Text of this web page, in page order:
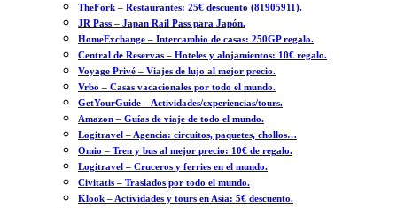
TheFork – Restaurantes: 25€ descuento (81905911).
JR Pass – Japan Rail Pass para Japón.
HomeExchange – Intercambio de casas: 250GP regalo.
Central de Reservas – Hoteles y alojamientos: 10€ regalo.
Voyage Privé – Viajes de lujo al mejor precio.
Vrbo – Casas vacacionales por todo el mundo.
GetYourGuide – Actividades/experiencias/tours.
Amazon – Guías de viaje de todo el mundo.
Logitravel – Agencia: circuitos, paquetes, chollos…
Omio – Tren y bus al mejor precio: 10€ de regalo.
Logitravel – Cruceros y ferries en el mundo.
Civitatis – Traslados por todo el mundo.
Klook – Actividades y tours en Asia: 5€ descuento.